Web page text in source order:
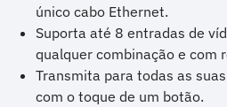
único cabo Ethernet.
Suporta até 8 entradas de
qualquer combinação e com
Transmita para todas as
com o toque de um botão.